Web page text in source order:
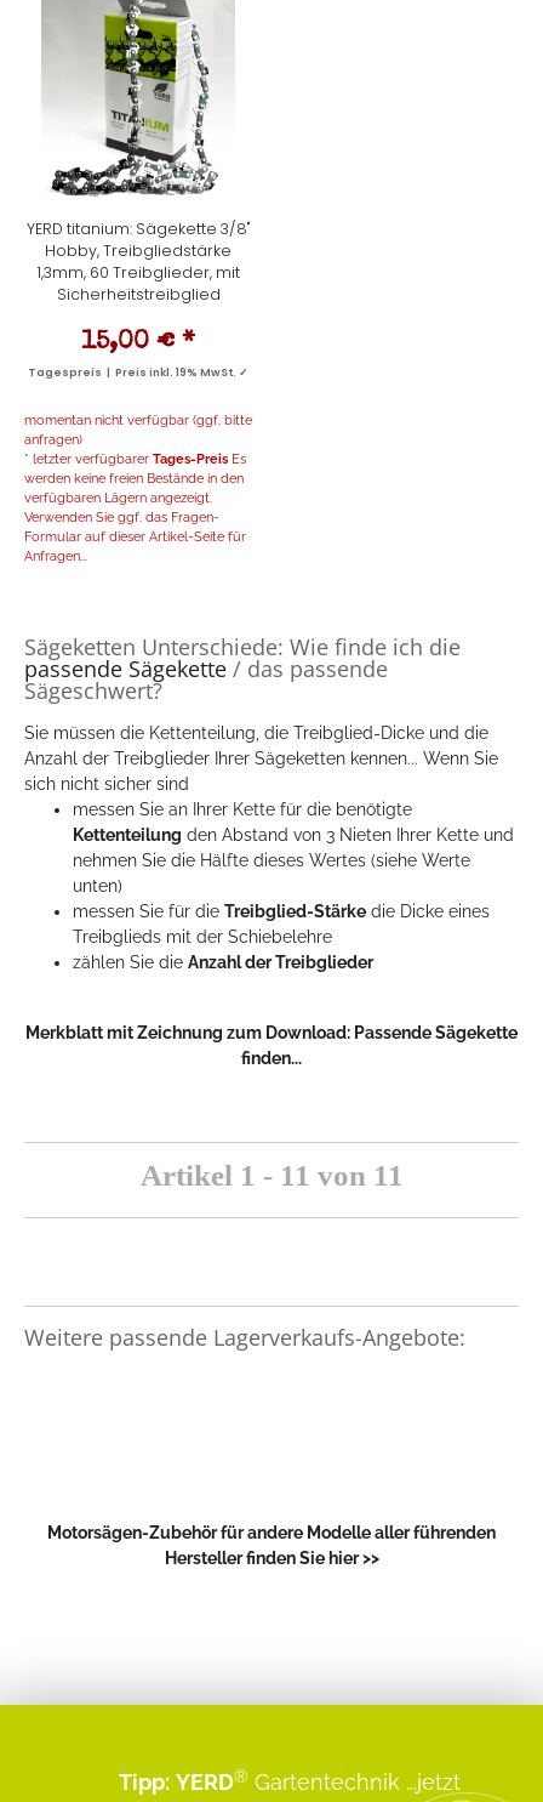
YERD titanium: Sägekette 3/8"
Hobby, Treibgliedstärke
1,3mm, 60 Treibglieder, mit
Sicherheitstreibglied
15,00 € *
Tagespreis | Preis inkl. 19% MwSt. ✓
momentan nicht verfügbar (ggf. bitte
anfragen)
* letzter verfügbarer Tages-Preis Es
werden keine freien Bestände in den
verfügbaren Lägern angezeigt.
Verwenden Sie ggf. das Fragen-
Formular auf dieser Artikel-Seite für
Anfragen...
Sägeketten Unterschiede: Wie finde ich die
passende Sägekette / das passende
Sägeschwert?
Sie müssen die Kettenteilung, die Treibglied-Dicke und die
Anzahl der Treibglieder Ihrer Sägeketten kennen... Wenn Sie
sich nicht sicher sind
messen Sie an Ihrer Kette für die benötigte
Kettenteilung den Abstand von 3 Nieten Ihrer Kette und
nehmen Sie die Hälfte dieses Wertes (siehe Werte
unten)
messen Sie für die Treibglied-Stärke die Dicke eines
Treibglieds mit der Schiebelehre
zählen Sie die Anzahl der Treibglieder
Merkblatt mit Zeichnung zum Download: Passende Sägekette
finden...
Artikel 1 - 11 von 11
Weitere passende Lagerverkaufs-Angebote:
Motorsägen-Zubehör für andere Modelle aller führenden
Hersteller finden Sie hier >>
Tipp: YERD® Gartentechnik ...jetzt